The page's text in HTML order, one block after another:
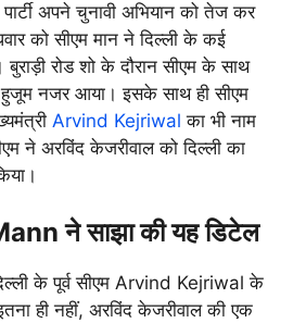
अपने चुनावी अभियान को तेज कर
को सीएम मान ने दिल्ली के कई
रोड शो के दौरान सीएम के साथ
हुजूम नजर आया। इसके साथ ही सीएम
Arvind Kejriwalका भी नाम
ने अरविंद केजरीवाल को दिल्ली का
ने साझा की यह डिटेल
के पूर्व सीएम Arvind Kejriwal के
ही नहीं, अरविंद केजरीवाल की एक